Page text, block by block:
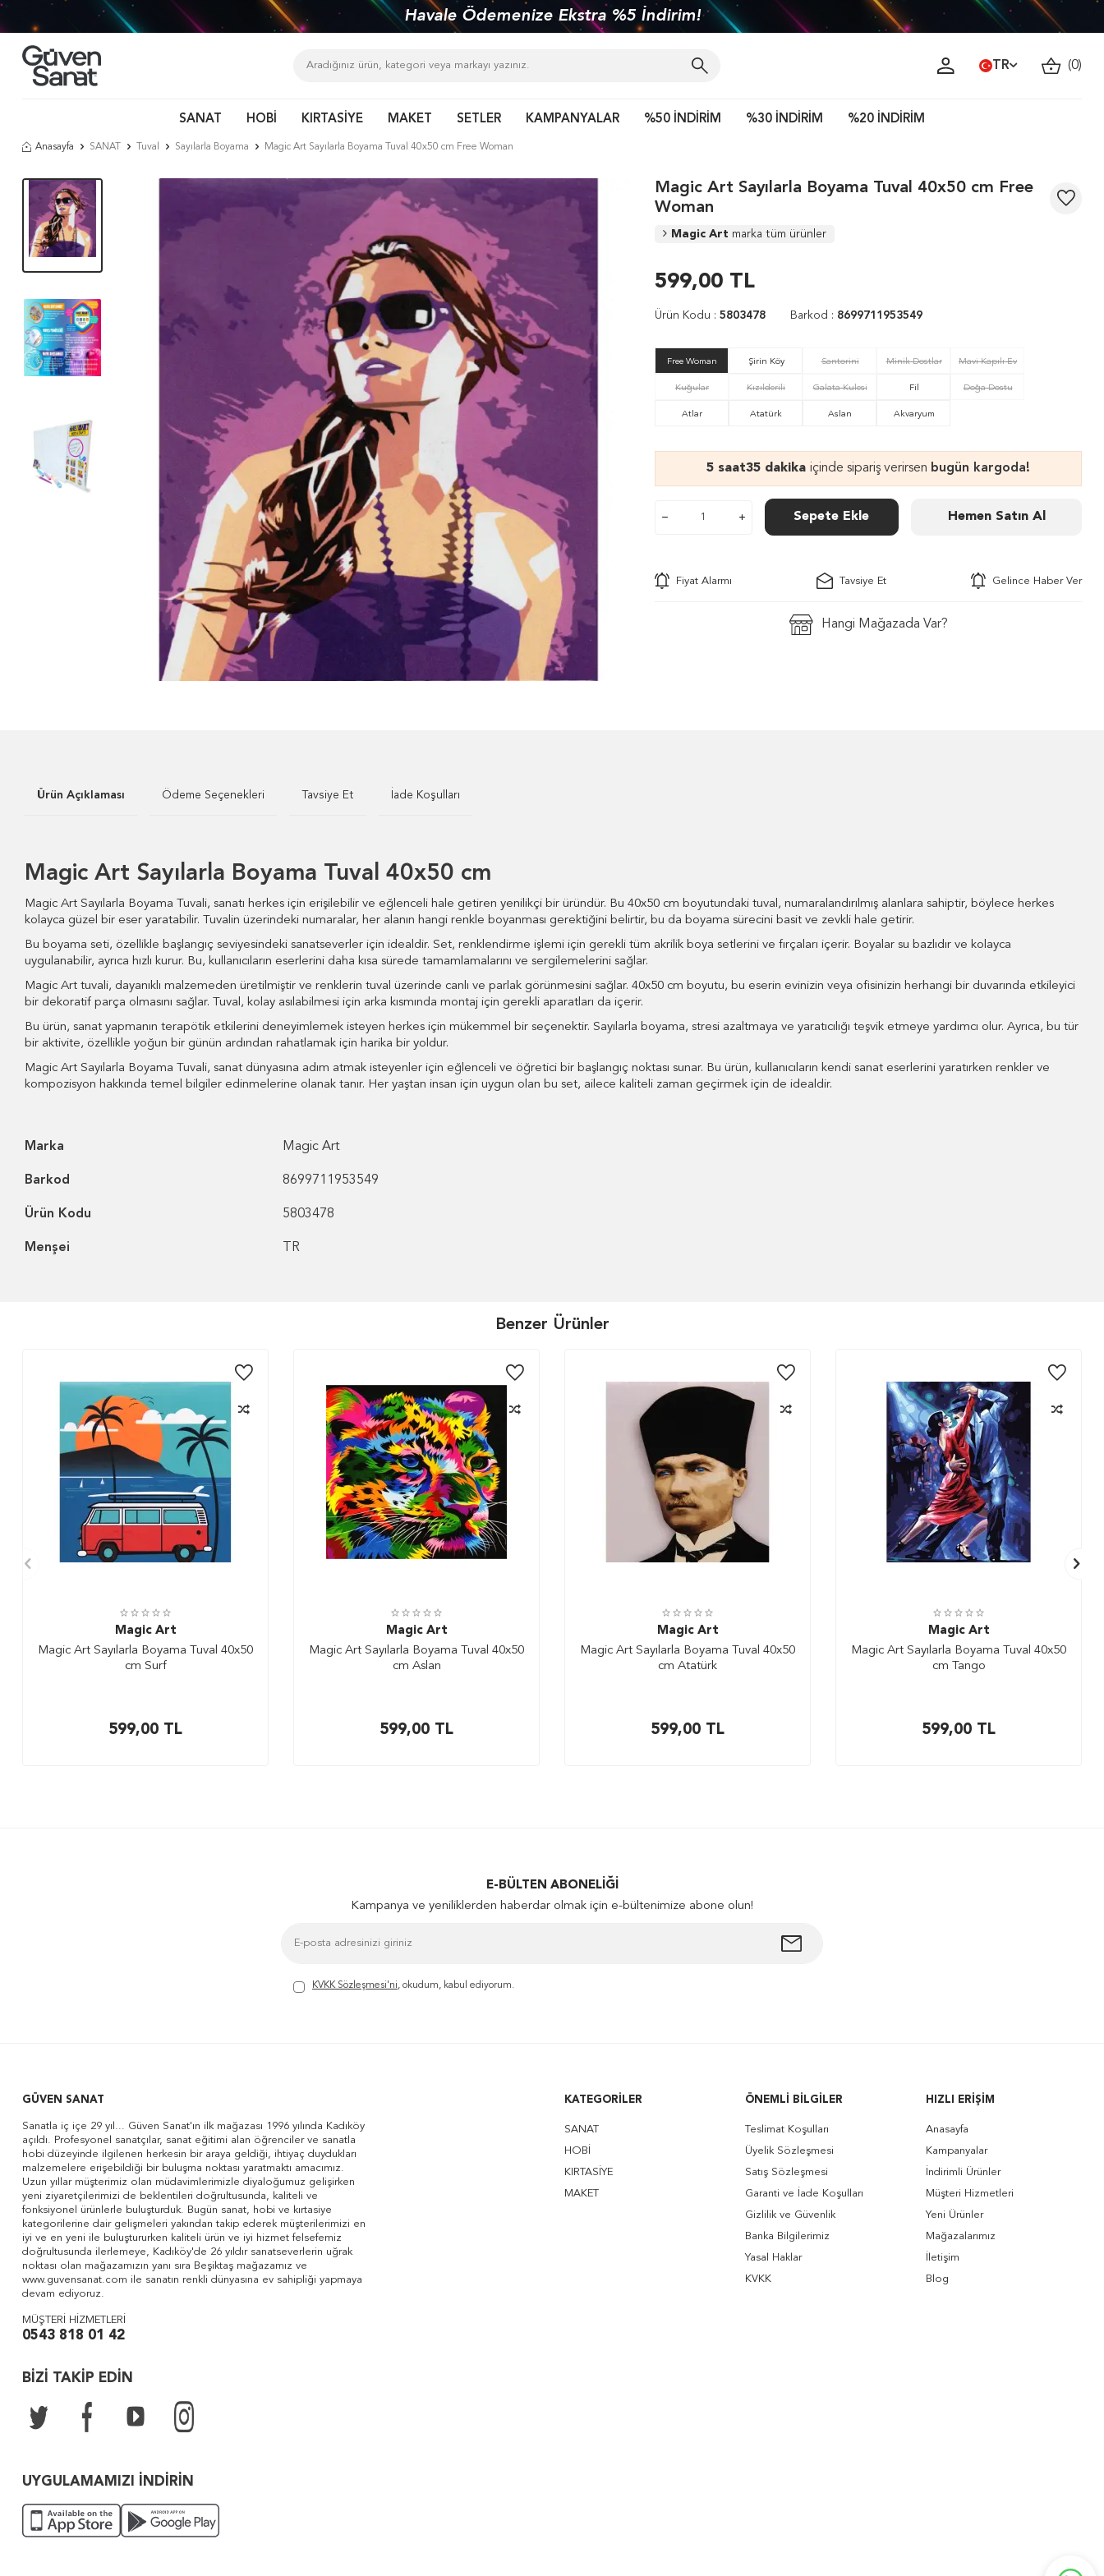
Havale Ödemenize Ekstra %5 İndirim!
TR (0)
SANAT HOBİ KIRTASİYE MAKET SETLER KAMPANYALAR %50 İNDİRİM %30 İNDİRİM %20 İNDİRİM
Anasayfa SANAT Tuval Sayılarla Boyama Magic Art Sayılarla Boyama Tuval 40x50 cm Free Woman
Magic Art Sayılarla Boyama Tuval 40x50 cm Free
Woman
Magic Art marka tüm ürünler
599,00 TL
Ürün Kodu : 5803478 Barkod : 8699711953549
Free Woman Şirin Köy Santorini Minik Dostlar Mavi Kapılı Ev
Kuğular Kızılderili Galata Kulesi Fil Doğa Dostu
Atlar Atatürk Aslan Akvaryum
5 saat35 dakika içinde sipariş verirsen bugün kargoda!
Sepete Ekle Hemen Satın Al
Fiyat Alarmı Tavsiye Et Gelince Haber Ver
Hangi Mağazada Var?
Ürün Açıklaması Ödeme Seçenekleri Tavsiye Et İade Koşulları
Magic Art Sayılarla Boyama Tuval 40x50 cm
Magic Art Sayılarla Boyama Tuvali, sanatı herkes için erişilebilir ve eğlenceli hale getiren yenilikçi bir üründür. Bu 40x50 cm boyutundaki tuval, numaralandırılmış alanlara sahiptir, böylece herkes
kolayca güzel bir eser yaratabilir. Tuvalin üzerindeki numaralar, her alanın hangi renkle boyanması gerektiğini belirtir, bu da boyama sürecini basit ve zevkli hale getirir.
Bu boyama seti, özellikle başlangıç seviyesindeki sanatseverler için idealdir. Set, renklendirme işlemi için gerekli tüm akrilik boya setlerini ve fırçaları içerir. Boyalar su bazlıdır ve kolayca
uygulanabilir, ayrıca hızlı kurur. Bu, kullanıcıların eserlerini daha kısa sürede tamamlamalarını ve sergilemelerini sağlar.
Magic Art tuvali, dayanıklı malzemeden üretilmiştir ve renklerin tuval üzerinde canlı ve parlak görünmesini sağlar. 40x50 cm boyutu, bu eserin evinizin veya ofisinizin herhangi bir duvarında etkileyici
bir dekoratif parça olmasını sağlar. Tuval, kolay asılabilmesi için arka kısmında montaj için gerekli aparatları da içerir.
Bu ürün, sanat yapmanın terapötik etkilerini deneyimlemek isteyen herkes için mükemmel bir seçenektir. Sayılarla boyama, stresi azaltmaya ve yaratıcılığı teşvik etmeye yardımcı olur. Ayrıca, bu tür
bir aktivite, özellikle yoğun bir günün ardından rahatlamak için harika bir yoldur.
Magic Art Sayılarla Boyama Tuvali, sanat dünyasına adım atmak isteyenler için eğlenceli ve öğretici bir başlangıç noktası sunar. Bu ürün, kullanıcıların kendi sanat eserlerini yaratırken renkler ve
kompozisyon hakkında temel bilgiler edinmelerine olanak tanır. Her yaştan insan için uygun olan bu set, ailece kaliteli zaman geçirmek için de idealdir.
Marka Magic Art
Barkod 8699711953549
Ürün Kodu 5803478
Menşei TR
Benzer Ürünler
Magic Art
Magic Art Sayılarla Boyama Tuval 40x50
cm Surf
599,00 TL
Magic Art
Magic Art Sayılarla Boyama Tuval 40x50
cm Aslan
599,00 TL
Magic Art
Magic Art Sayılarla Boyama Tuval 40x50
cm Atatürk
599,00 TL
Magic Art
Magic Art Sayılarla Boyama Tuval 40x50
cm Tango
599,00 TL
E-BÜLTEN ABONELIĞI
Kampanya ve yeniliklerden haberdar olmak için e-bültenimize abone olun!
KVKK Sözleşmesi'ni, okudum, kabul ediyorum.
GÜVEN SANAT
Sanatla iç içe 29 yıl... Güven Sanat'ın ilk mağazası 1996 yılında Kadıköy
açıldı. Profesyonel sanatçılar, sanat eğitimi alan öğrenciler ve sanatla
hobi düzeyinde ilgilenen herkesin bir araya geldiği, ihtiyaç duydukları
malzemelere erişebildiği bir buluşma noktası yaratmaktı amacımız.
Uzun yıllar müşterimiz olan müdavimlerimizle diyaloğumuz gelişirken
yeni ziyaretçilerimizi de beklentileri doğrultusunda, kaliteli ve
fonksiyonel ürünlerle buluşturduk. Bugün sanat, hobi ve kırtasiye
kategorilerine dair gelişmeleri yakından takip ederek müşterilerimizi en
iyi ve en yeni ile buluştururken kaliteli ürün ve iyi hizmet felsefemiz
doğrultusunda ilerlemeye, Kadıköy'de 26 yıldır sanatseverlerin uğrak
noktası olan mağazamızın yanı sıra Beşiktaş mağazamız ve
www.guvensanat.com ile sanatın renkli dünyasına ev sahipliği yapmaya
devam ediyoruz.
MÜŞTERİ HİZMETLERİ
0543 818 01 42
BİZİ TAKİP EDİN
UYGULAMAMIZI İNDİRİN
KATEGORILER
SANAT
HOBİ
KIRTASİYE
MAKET
ÖNEMLI BILGILER
Teslimat Koşulları
Üyelik Sözleşmesi
Satış Sözleşmesi
Garanti ve İade Koşulları
Gizlilik ve Güvenlik
Banka Bilgilerimiz
Yasal Haklar
KVKK
HIZLI ERIŞIM
Anasayfa
Kampanyalar
İndirimli Ürünler
Müşteri Hizmetleri
Yeni Ürünler
Mağazalarımız
İletişim
Blog